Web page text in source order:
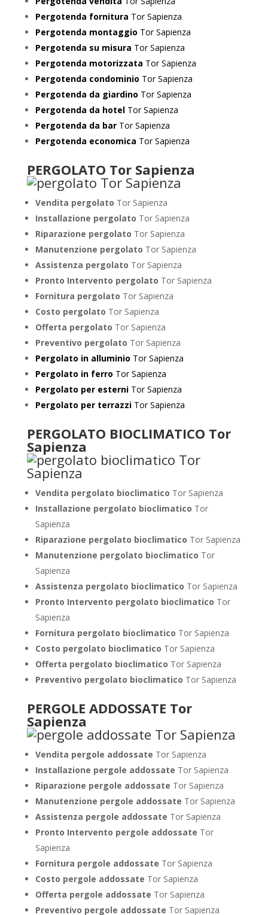
Pergotenda fornitura Tor Sapienza
Pergotenda montaggio Tor Sapienza
Pergotenda su misura Tor Sapienza
Pergotenda motorizzata Tor Sapienza
Pergotenda condominio Tor Sapienza
Pergotenda da giardino Tor Sapienza
Pergotenda da hotelTor Sapienza
Pergotenda da barTor Sapienza
Pergotenda economica Tor Sapienza
PERGOLATO Tor Sapienza
Vendita pergolato Tor Sapienza
Installazione pergolato Tor Sapienza
Riparazione pergolato Tor Sapienza
Manutenzione pergolato Tor Sapienza
Assistenza pergolato Tor Sapienza
Pronto Intervento pergolato Tor Sapienza
Fornitura pergolato Tor Sapienza
Costo pergolato Tor Sapienza
Offerta pergolato Tor Sapienza
Preventivo pergolato Tor Sapienza
Pergolato in alluminio Tor Sapienza
Pergolato in ferro Tor Sapienza
Pergolato per esterniTor Sapienza
Pergolato per terrazziTor Sapienza
PERGOLATO BIOCLIMATICO Tor
Sapienza
Vendita pergolato bioclimatico Tor Sapienza
Installazione pergolato bioclimatico Tor
Sapienza
Riparazione pergolato bioclimatico Tor Sapienza
Manutenzione pergolato bioclimatico Tor
Sapienza
Assistenza pergolato bioclimatico Tor Sapienza
Pronto Intervento pergolato bioclimatico Tor
Sapienza
Fornitura pergolato bioclimatico Tor Sapienza
Costo pergolato bioclimatico Tor Sapienza
Offerta pergolato bioclimatico Tor Sapienza
Preventivo pergolato bioclimatico Tor Sapienza
PERGOLE ADDOSSATE Tor
Sapienza
Vendita pergole addossate Tor Sapienza
Installazione pergole addossate Tor Sapienza
Riparazione pergole addossate Tor Sapienza
Manutenzione pergole addossate Tor Sapienza
Assistenza pergole addossate Tor Sapienza
Pronto Intervento pergole addossate Tor
Sapienza
Fornitura pergole addossate Tor Sapienza
Costo pergole addossate Tor Sapienza
Offerta pergole addossate Tor Sapienza
Preventivo pergole addossate Tor Sapienza